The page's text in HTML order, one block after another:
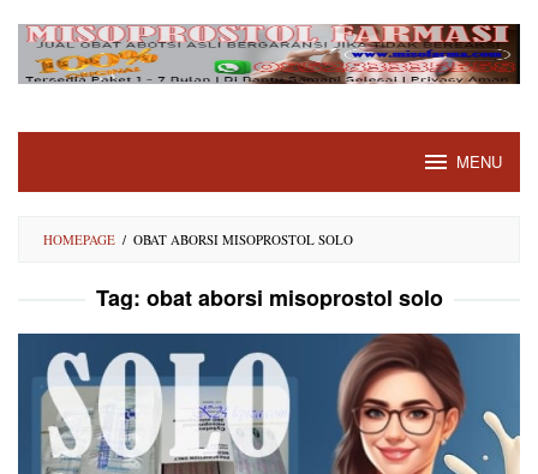
Skip
content
MENU
HOMEPAGE / OBAT ABORSI MISOPROSTOL SOLO
Tag: obat aborsi misoprostol solo